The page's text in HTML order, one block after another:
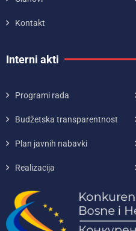
Kontakt
Interni akti
Programi rada
Budžetska transparentnost
Plan javnih nabavki
Realizacija